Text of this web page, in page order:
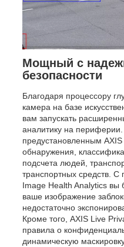
Мощный с
безопасности
Благодаря процессору
камера на базе
вам запускать
аналитику на
предустановленным
обнаружения,
подсчета людей,
транспортных средств.
Image Health Analytics вы
ваше изображение
недостаточно
Кроме того, AXIS Live
правила о
динамическую